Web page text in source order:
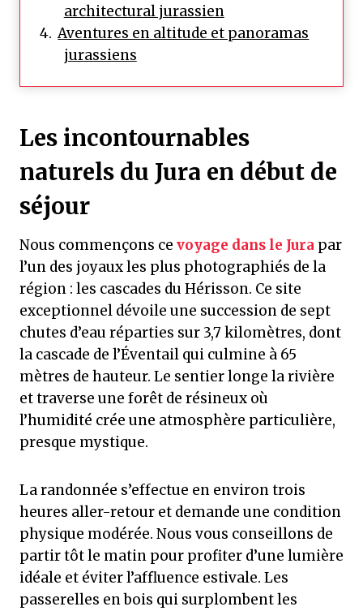
architectural jurassien
Aventures en altitude et panoramas
jurassiens
Les incontournables
naturels du Jura en début de
séjour
Nous commençons ce voyage dans le Jura par
l’un des joyaux les plus photographiés de la
région : les cascades du Hérisson. Ce site
exceptionnel dévoile une succession de sept
chutes d’eau réparties sur 3,7 kilomètres, dont
la cascade de l’Éventail qui culmine à 65
mètres de hauteur. Le sentier longe la rivière
et traverse une forêt de résineux où
l’humidité crée une atmosphère particulière,
presque mystique.
La randonnée s’effectue en environ trois
heures aller-retour et demande une condition
physique modérée. Nous vous conseillons de
partir tôt le matin pour profiter d’une lumière
idéale et éviter l’affluence estivale. Les
passerelles en bois qui surplombent les